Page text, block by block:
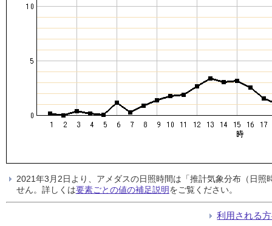
2021年3月2日より、アメダスの日照時間は「推計気象分布（日
せん。詳しくは要素ごとの値の補足説明をご覧ください。
利用される